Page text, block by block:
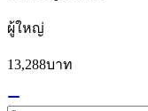
ผู้ใหญ่
13,288บาท